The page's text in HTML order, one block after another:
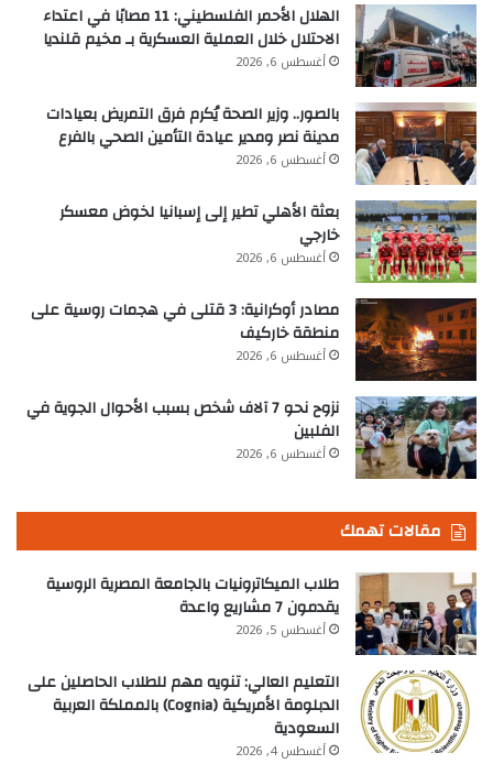
الهلال الأحمر الفلسطيني: 11 مصابًا في اعتداء
الاحتلال خلال العملية العسكرية بـ مخيم قلنديا
أغسطس 6, 2026
بالصور.. وزير الصحة يُكرم فرق التمريض بعيادات
مدينة نصر ومدير عيادة التأمين الصحي بالفرع
أغسطس 6, 2026
بعثة الأهلي تطير إلى إسبانيا لخوض معسكر
خارجي
أغسطس 6, 2026
مصادر أوكرانية: 3 قتلى في هجمات روسية على
منطقة خاركيف
أغسطس 6, 2026
نزوح نحو 7 آلاف شخص بسبب الأحوال الجوية في
الفلبين
أغسطس 6, 2026
مقالات تهمك
طلاب الميكاترونيات بالجامعة المصرية الروسية
يقدمون 7 مشاريع واعدة
أغسطس 5, 2026
التعليم العالي: تنويه مهم للطلاب الحاصلين على
الدبلومة الأمريكية (Cognia) بالمملكة العربية
السعودية
أغسطس 4, 2026